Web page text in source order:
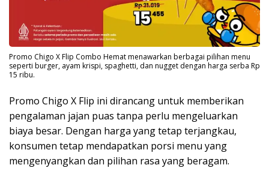
Promo Chigo X Flip Combo Hemat menawarkan berbagai pilihan menu
seperti burger, ayam krispi, spaghetti, dan nugget dengan harga serba Rp
15 ribu.
Promo Chigo X Flip ini dirancang untuk memberikan
pengalaman jajan puas tanpa perlu mengeluarkan
biaya besar. Dengan harga yang tetap terjangkau,
konsumen tetap mendapatkan porsi menu yang
mengenyangkan dan pilihan rasa yang beragam.